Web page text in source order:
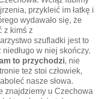
przykleić im łatkę i
wydawało się, że
z kimś z
szufladki jest to
w niej skończy.
to przychodzi, nie
też stoi człowiek,
nasze słowa.
znajdziemy u Czechowa